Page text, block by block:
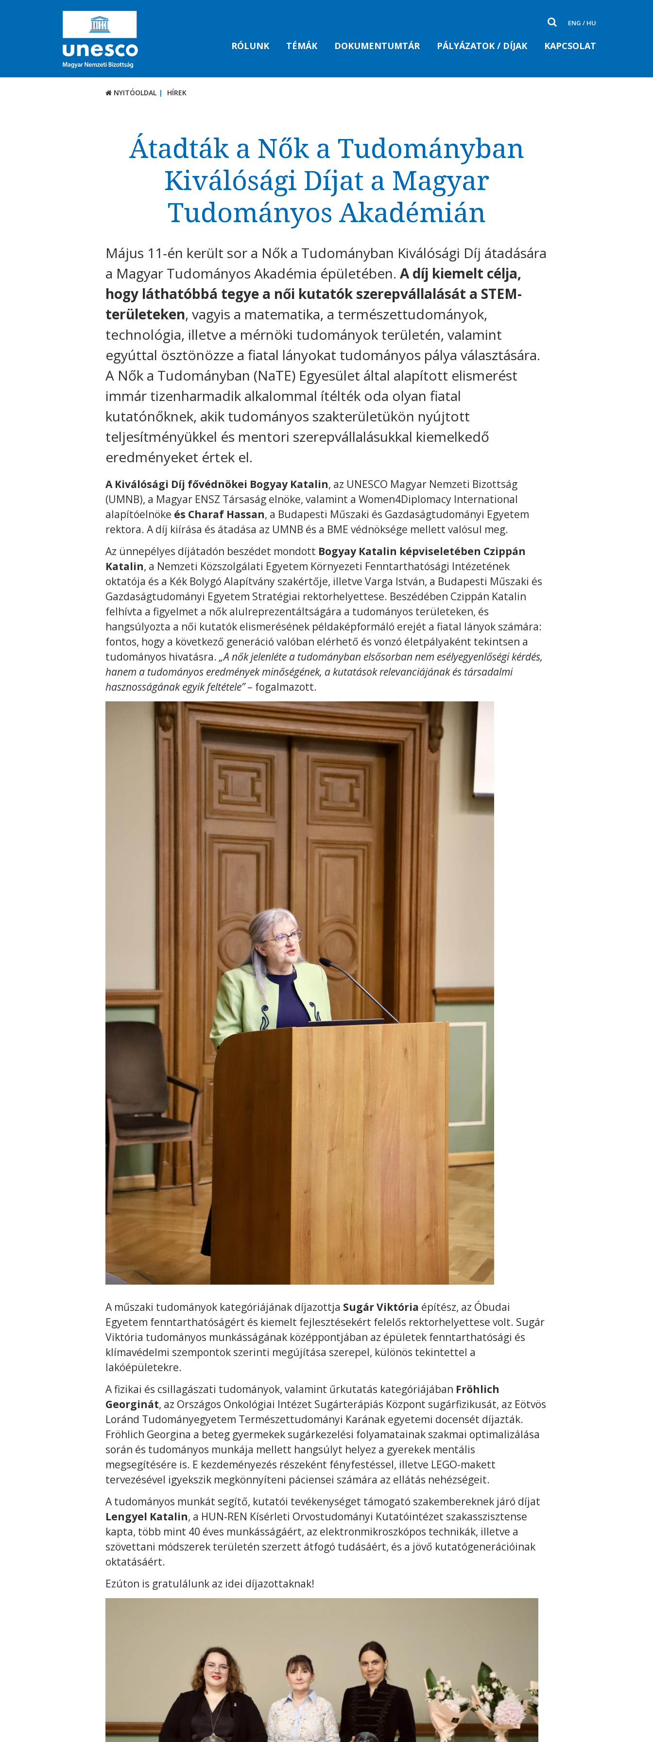
ENG / HU
RÓLUNK TÉMÁK DOKUMENTUMTÁR PÁLYÁZATOK / DÍJAK KAPCSOLAT
NYITÓOLDAL HÍREK
Átadták a Nők a Tudományban
Kiválósági Díjat a Magyar
Tudományos Akadémián
Május 11-én került sor a Nők a Tudományban Kiválósági Díj átadására
a Magyar Tudományos Akadémia épületében. A díj kiemelt célja,
hogy láthatóbbá tegye a női kutatók szerepvállalását a STEM-
területeken, vagyis a matematika, a természettudományok,
technológia, illetve a mérnöki tudományok területén, valamint
egyúttal ösztönözze a fiatal lányokat tudományos pálya választására.
A Nők a Tudományban (NaTE) Egyesület által alapított elismerést
immár tizenharmadik alkalommal ítélték oda olyan fiatal
kutatónőknek, akik tudományos szakterületükön nyújtott
teljesítményükkel és mentori szerepvállalásukkal kiemelkedő
eredményeket értek el.
A Kiválósági Díj fővédnökei Bogyay Katalin, az UNESCO Magyar Nemzeti Bizottság
(UMNB), a Magyar ENSZ Társaság elnöke, valamint a Women4Diplomacy International
alapítóelnöke és Charaf Hassan, a Budapesti Műszaki és Gazdaságtudományi Egyetem
rektora. A díj kiírása és átadása az UMNB és a BME védnöksége mellett valósul meg.
Az ünnepélyes díjátadón beszédet mondott Bogyay Katalin képviseletében Czippán
Katalin, a Nemzeti Közszolgálati Egyetem Környezeti Fenntarthatósági Intézetének
oktatója és a Kék Bolygó Alapítvány szakértője, illetve Varga István, a Budapesti Műszaki és
Gazdaságtudományi Egyetem Stratégiai rektorhelyettese. Beszédében Czippán Katalin
felhívta a figyelmet a nők alulreprezentáltságára a tudományos területeken, és
hangsúlyozta a női kutatók elismerésének példaképformáló erejét a fiatal lányok számára:
fontos, hogy a következő generáció valóban elérhető és vonzó életpályaként tekintsen a
tudományos hivatásra. „A nők jelenléte a tudományban elsősorban nem esélyegyenlőségi kérdés,
hanem a tudományos eredmények minőségének, a kutatások relevanciájának és társadalmi
hasznosságának egyik feltétele”– fogalmazott.
A műszaki tudományok kategóriájának díjazottja Sugár Viktória építész, az Óbudai
Egyetem fenntarthatóságért és kiemelt fejlesztésekért felelős rektorhelyettese volt. Sugár
Viktória tudományos munkásságának középpontjában az épületek fenntarthatósági és
klímavédelmi szempontok szerinti megújítása szerepel, különös tekintettel a
lakóépületekre.
A fizikai és csillagászati tudományok, valamint űrkutatás kategóriájában Fröhlich
Georginát, az Országos Onkológiai Intézet Sugárterápiás Központ sugárfizikusát, az Eötvös
Loránd Tudományegyetem Természettudományi Karának egyetemi docensét díjazták.
Fröhlich Georgina a beteg gyermekek sugárkezelési folyamatainak szakmai optimalizálása
során és tudományos munkája mellett hangsúlyt helyez a gyerekek mentális
megsegítésére is. E kezdeményezés részeként fényfestéssel, illetve LEGO-makett
tervezésével igyekszik megkönnyíteni páciensei számára az ellátás nehézségeit.
A tudományos munkát segítő, kutatói tevékenységet támogató szakembereknek járó díjat
Lengyel Katalin, a HUN-REN Kísérleti Orvostudományi Kutatóintézet szakasszisztense
kapta, több mint 40 éves munkásságáért, az elektronmikroszkópos technikák, illetve a
szövettani módszerek területén szerzett átfogó tudásáért, és a jövő kutatógenerációinak
oktatásáért.
Ezúton is gratulálunk az idei díjazottaknak!